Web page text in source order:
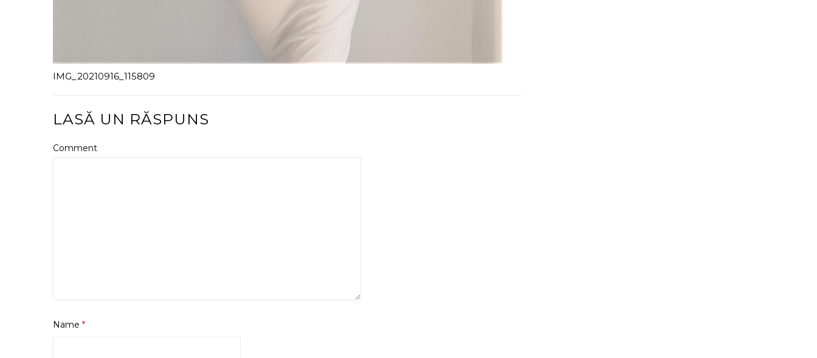
IMG_20210916_115809
LASĂ UN RĂSPUNS
Comment
Name *